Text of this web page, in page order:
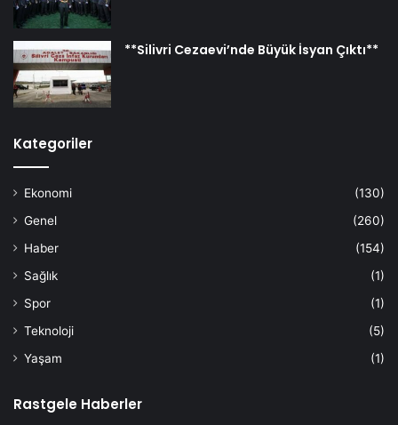
**Silivri Cezaevi’nde Büyük İsyan Çıktı**
Kategoriler
Ekonomi
(130)
Genel
(260)
Haber
(154)
Sağlık
(1)
Spor
(1)
Teknoloji
(5)
Yaşam
(1)
Rastgele Haberler